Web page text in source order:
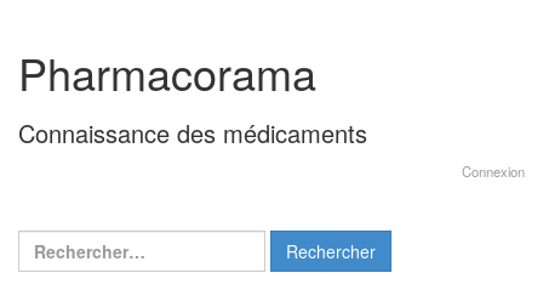
contenu
menu
principal
Pharmacorama
Connaissance des médicaments
Connexion
Rechercher :